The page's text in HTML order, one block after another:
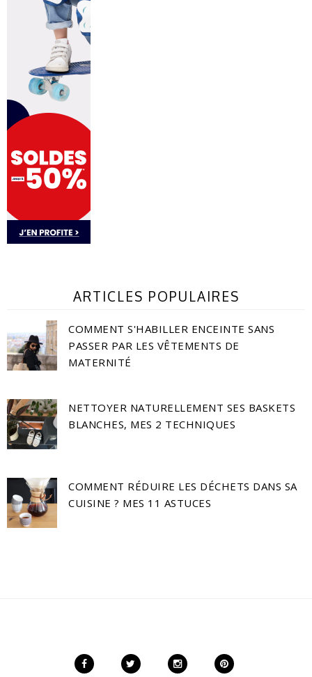
ARTICLES POPULAIRES
COMMENT S'HABILLER ENCEINTE SANS
PASSER PAR LES VÊTEMENTS DE
MATERNITÉ
NETTOYER NATURELLEMENT SES BASKETS
BLANCHES, MES 2 TECHNIQUES
COMMENT RÉDUIRE LES DÉCHETS DANS SA
CUISINE ? MES 11 ASTUCES